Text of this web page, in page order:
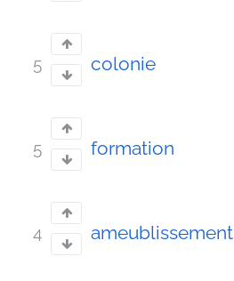
5 colonie
5 formation
4 ameublissement